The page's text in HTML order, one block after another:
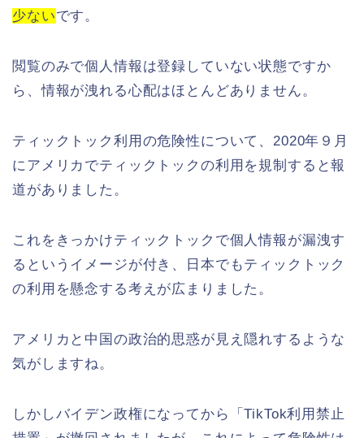
少ないです。
閲覧のみで個人情報は登録していない状態ですか
ら、情報が洩れる心配はほとんどありません。
ティックトック利用の危険性について、2020年９月
にアメリカでティックトックの利用を規制すると報
道がありました。
これをきっかけティックトックで個人情報が漏洩す
るというイメージが付き、日本でもティックトック
の利用を懸念する考えが広まりました。
アメリカと中国の政治的思惑が見え隠れするような
気がしますね。
しかしバイデン政権になってから「TikTok利用禁止